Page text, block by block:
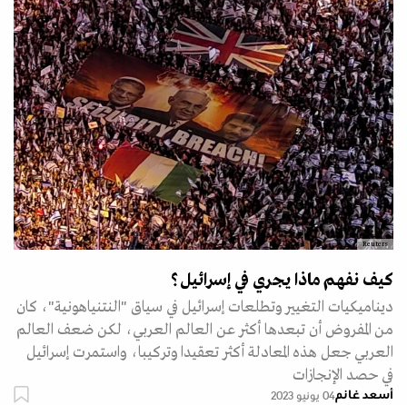
Reuters
كيف نفهم ماذا يجري في إسرائيل؟
ديناميكيات التغيير وتطلعات إسرائيل في سياق "النتنياهونية"، كان
من المفروض أن تبعدها أكثر عن العالم العربي، لكن ضعف العالم
العربي جعل هذه المعادلة أكثر تعقيدا وتركيبا، واستمرت إسرائيل
في حصد الإنجازات
أسعد غانم04 يونيو 2023